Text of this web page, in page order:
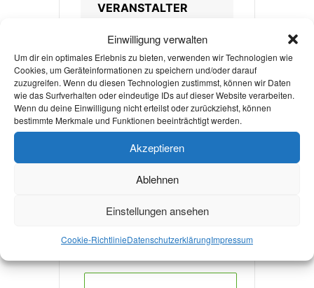
Einwilligung verwalten
Um dir ein optimales Erlebnis zu bieten, verwenden wir Technologien wie
Cookies, um Geräteinformationen zu speichern und/oder darauf
zuzugreifen. Wenn du diesen Technologien zustimmst, können wir Daten
wie das Surfverhalten oder eindeutige IDs auf dieser Website verarbeiten.
Wenn du deine Einwilligung nicht erteilst oder zurückziehst, können
bestimmte Merkmale und Funktionen beeinträchtigt werden.
Akzeptieren
Ablehnen
Einstellungen ansehen
Cookie-RichtlinieDatenschutzerklärungImpressum
VERANSTALTER
SKY CAMPUS AACHEN
WEBSITE
https://www.instagram
.com/skycampusaach
en/
Weitere Informationen